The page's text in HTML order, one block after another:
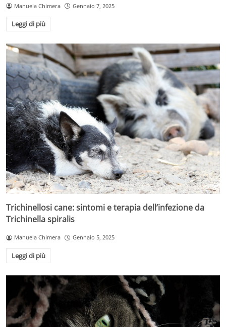
Manuela Chimera Gennaio 7, 2025
Leggi di più
Trichinellosi cane: sintomi e terapia dell’infezione da
Trichinella spiralis
Manuela Chimera Gennaio 5, 2025
Leggi di più